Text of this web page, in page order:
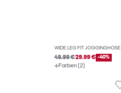
WIDE LEG FIT JOGGINGHOSE
49.99 €29.99 € -40%
Farben (2)